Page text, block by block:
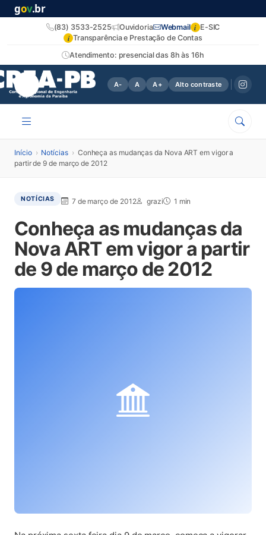
gov.br
Atendimento: presencial das 8h às 16h
(83) 3533-2525 Ouvidoria Webmail i E-SIC
i Transparência e Prestação de Contas
A- A A+ Alto contraste
Início › Notícias › Conheça as mudanças da Nova ART em vigor a
partir de 9 de março de 2012
NOTÍCIAS 7 de março de 2012 grazi 1 min
Conheça as mudanças da
Nova ART em vigor a partir
de 9 de março de 2012